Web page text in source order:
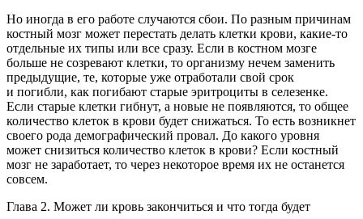
Но иногда в его работе случаются сбои. По разным причинам
костный мозг может перестать делать клетки крови, какие-то
отдельные их типы или все сразу. Если в костном мозге
больше не созревают клетки, то организму нечем заменить
предыдущие, те, которые уже отработали свой срок
и погибли, как погибают старые эритроциты в селезенке.
Если старые клетки гибнут, а новые не появляются, то общее
количество клеток в крови будет снижаться. То есть возникнет
своего рода демографический провал. До какого уровня
может снизиться количество клеток в крови? Если костный
мозг не заработает, то через некоторое время их не останется
совсем.
Глава 2. Может ли кровь закончиться и что тогда будет